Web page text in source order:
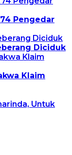
Pengedar
Diciduk
Klaim